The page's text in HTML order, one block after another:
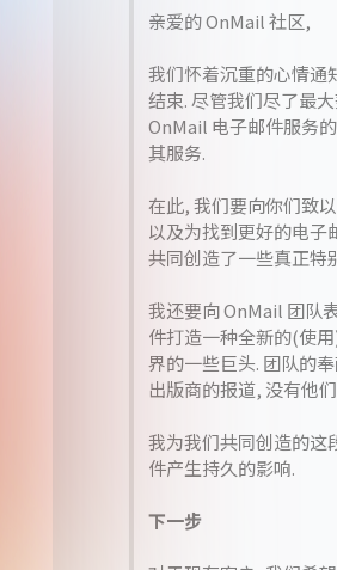
亲爱的 OnMail 社区,
我们怀着沉重的心情通
结束. 尽管我们尽了最
OnMail 电子邮件服务
其服务.
在此, 我们要向你们致
以及为找到更好的电子
共同创造了一些真正特
我还要向 OnMail 团队
件打造一种全新的(使
界的一些巨头. 团队的
出版商的报道, 没有他
我为我们共同创造的这
件产生持久的影响.
下一步